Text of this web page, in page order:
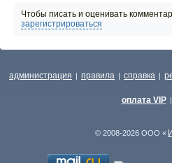
Чтобы писать и оценивать
зарегистрироваться
администрация | правила | справка |
оплата VIP |
© 2008-2026 ООО «